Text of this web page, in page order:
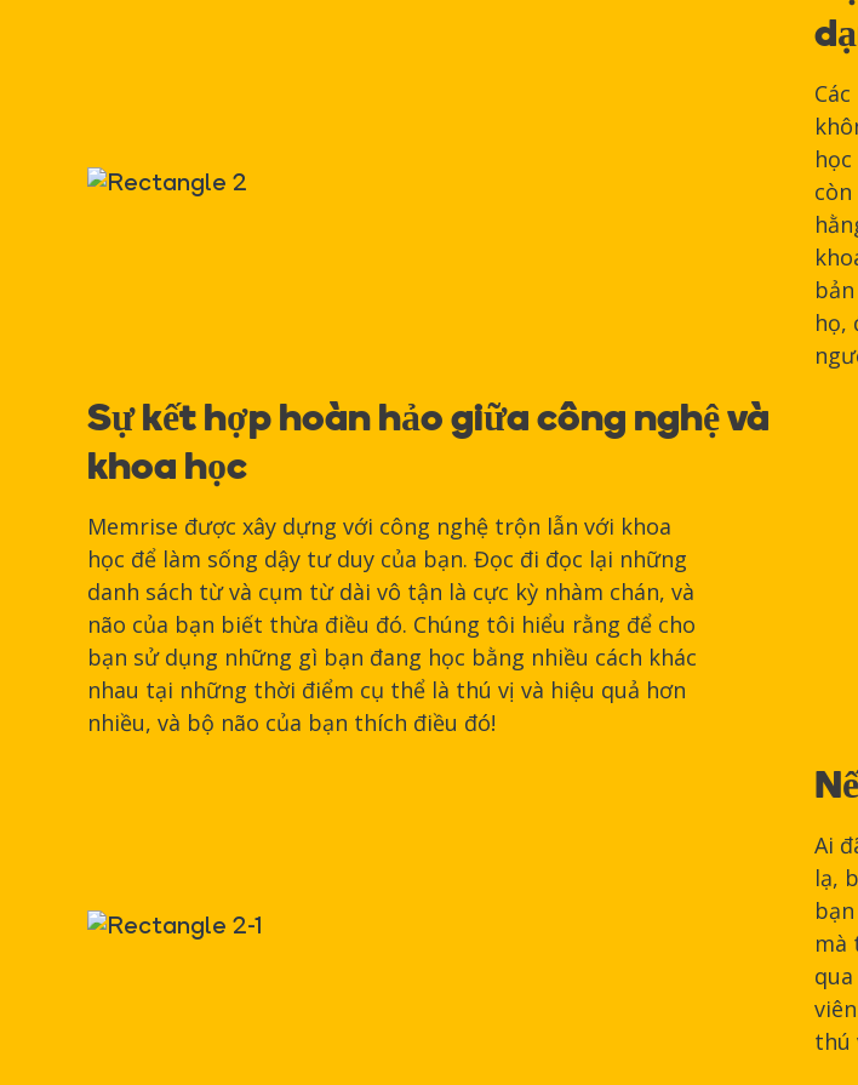
họ,
Sự kết hợp hoàn hảo giữa công nghệ và
khoa học
Memrise được xây dựng với công nghệ trộn lẫn với khoa
học để làm sống dậy tư duy của bạn. Đọc đi đọc lại những
danh sách từ và cụm từ dài vô tận là cực kỳ nhàm chán, và
não của bạn biết thừa điều đó. Chúng tôi hiểu rằng để cho
bạn sử dụng những gì bạn đang học bằng nhiều cách khác
nhau tại những thời điểm cụ thể là thú vị và hiệu quả hơn
nhiều, và bộ não của bạn thích điều đó!
Ai
lạ,
mà
thú